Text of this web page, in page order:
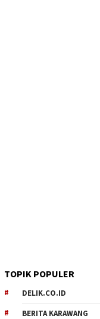
TOPIK POPULER
DELIK.CO.ID
BERITA KARAWANG